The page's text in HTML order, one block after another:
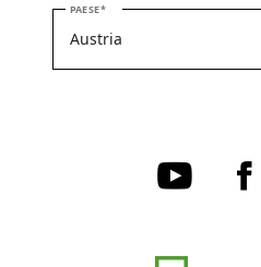
PAESESELEZIONARE IL PROPRIO PAESE